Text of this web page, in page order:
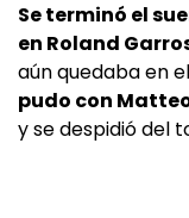
Se terminó el
en Roland
aún quedaba en
pudo con
y se despidió del